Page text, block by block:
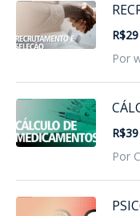
R$29
Por
R$39
Por